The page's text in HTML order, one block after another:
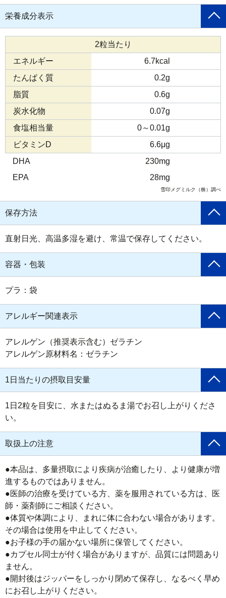
栄養成分表示
2粒当たり
エネルギー
6.7kcal
たんぱく質
0.2g
脂質
0.6g
炭水化物
0.07g
食塩相当量
0～0.01g
ビタミンD
6.6μg
DHA
230mg
EPA
28mg
雪印メグミルク（株）調べ
保存方法
直射日光、高温多湿を避け、常温で保存してください。
容器・包装
プラ：袋
アレルギー関連表示
アレルゲン（推奨表示含む）ゼラチン
アレルゲン原材料名：ゼラチン
1日当たりの摂取目安量
1日2粒を目安に、水またはぬるま湯でお召し上がりくださ
い。
取扱上の注意
●本品は、多量摂取により疾病が治癒したり、より健康が増
進するものではありません。
●医師の治療を受けている方、薬を服用されている方は、医
師・薬剤師にご相談ください。
●体質や体調により、まれに体に合わない場合があります。
その場合は使用を中止してください。
●お子様の手の届かない場所に保管してください。
●カプセル同士が付く場合がありますが、品質には問題あり
ません。
●開封後はジッパーをしっかり閉めて保存し、なるべく早め
にお召し上がりください。